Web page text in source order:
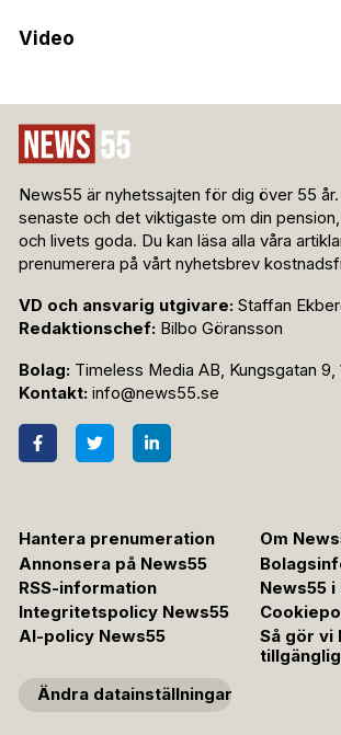
Video
News55 är nyhetssajten för dig över 55
senaste och det viktigaste om din
och livets goda. Du kan läsa alla våra
prenumerera på vårt nyhetsbrev
VD och ansvarig utgivare: Staffan
Redaktionschef: Bilbo Göransson
Bolag: Timeless Media AB, Kungsgatan 9,
Kontakt: info@news55.se
Hantera prenumeration
Om
Annonsera på News55
RSS-information
News55
Integritetspolicy News55
AI-policy News55
Så gör vi
Ändra datainställningar